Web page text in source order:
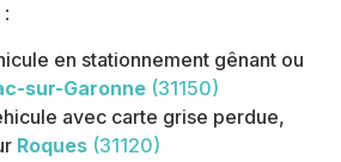
en stationnement gênant ou
sur-Garonne (31150)
avec carte grise perdue,
Roques (31120)